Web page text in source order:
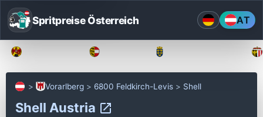
Spritpreise Österreich AT
Vorarlberg 6800 Feldkirch-Levis Shell
Shell Austria